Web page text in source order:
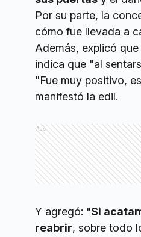
Por su parte, la
cómo fue llevada a
Además, explicó
indica que "al
"Fue muy positivo,
manifestó la edil.
Ads
Y agregó: "Si
reabrir, sobre todo